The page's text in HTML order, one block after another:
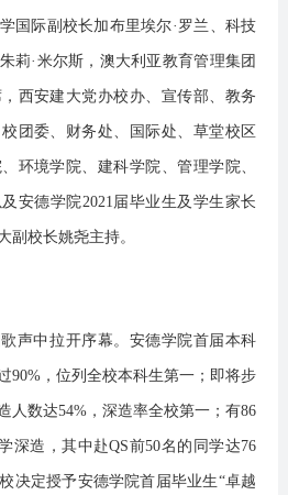
国际副校长加布里埃尔·罗兰、科技
莉·米尔斯，澳大利亚教育管理集团
西安建大党办校办、宣传部、教务
团委、财务处、国际处、草堂校区
环境学院、建科学院、管理学院、
安德学院2021届毕业生及学生家长
副校长姚尧主持。
声中拉开序幕。安德学院首届本科
90%，位列全校本科生第一；即将步
人数达54%，深造率全校第一；有86
深造，其中赴QS前50名的同学达76
决定授予安德学院首届毕业生“卓越